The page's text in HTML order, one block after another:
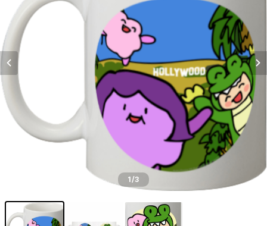
1/3